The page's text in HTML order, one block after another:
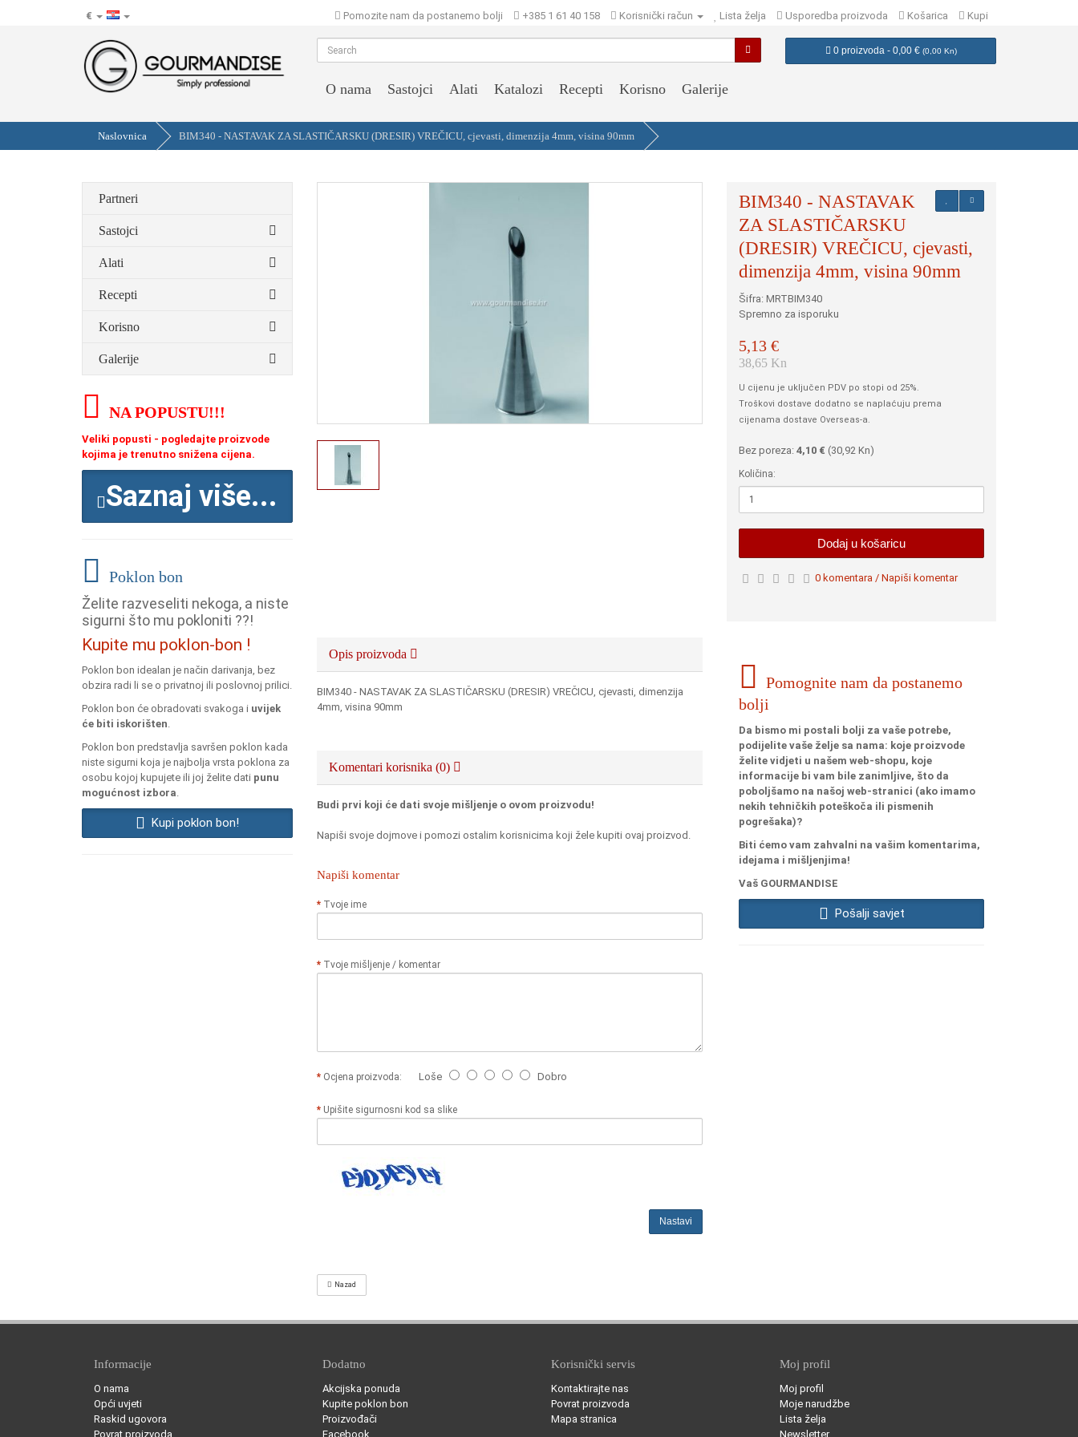
€ hr Pomozite nam da postanemo bolji +385 1 61 40 158 Korisnički račun Lista želja Usporedba proizvoda Košarica Kupi
0 proizvoda - 0,00 € (0,00 Kn)
O nama Sastojci Alati Katalozi Recepti Korisno Galerije
Naslovnica BIM340 - NASTAVAK ZA SLASTIČARSKU (DRESIR) VREČICU, cjevasti, dimenzija 4mm, visina 90mm
Partneri
Sastojci
Alati
Recepti
Korisno
Galerije
NA POPUSTU!!!
Veliki popusti - pogledajte proizvode
kojima je trenutno snižena cijena.
Saznaj više...
Poklon bon
Želite razveseliti nekoga, a niste
sigurni što mu pokloniti ??!
Kupite mu poklon-bon !
Poklon bon idealan je način darivanja, bez
obzira radi li se o privatnoj ili poslovnoj prilici.
Poklon bon će obradovati svakoga i uvijek
će biti iskorišten.
Poklon bon predstavlja savršen poklon kada
niste sigurni koja je najbolja vrsta poklona za
osobu kojoj kupujete ili joj želite dati punu
mogućnost izbora.
Kupi poklon bon!
BIM340 - NASTAVAK
ZA SLASTIČARSKU
(DRESIR) VREČICU, cjevasti,
dimenzija 4mm, visina 90mm
Šifra: MRTBIM340
Spremno za isporuku
5,13 €
38,65 Kn
U cijenu je uključen PDV po stopi od 25%.
Troškovi dostave dodatno se naplaćuju prema
cijenama dostave Overseas-a.
Bez poreza:4,10 € (30,92 Kn)
Količina:
Dodaj u košaricu
0 komentara / Napiši komentar
Opis proizvoda
BIM340 - NASTAVAK ZA SLASTIČARSKU (DRESIR) VREČICU, cjevasti, dimenzija
4mm, visina 90mm
Komentari korisnika (0)
Budi prvi koji će dati svoje mišljenje o ovom proizvodu!
Napiši svoje dojmove i pomozi ostalim korisnicima koji žele kupiti ovaj proizvod.
Napiši komentar
Tvoje ime
Tvoje mišljenje / komentar
Ocjena proizvoda: Loše Dobro
Upišite sigurnosni kod sa slike
Nastavi
Pomognite nam da postanemo
bolji
Da bismo mi postali bolji za vaše potrebe,
podijelite vaše želje sa nama: koje proizvode
želite vidjeti u našem web-shopu, koje
informacije bi vam bile zanimljive, što da
poboljšamo na našoj web-stranici (ako imamo
nekih tehničkih poteškoča ili pismenih
pogrešaka)?
Biti ćemo vam zahvalni na vašim komentarima,
idejama i mišljenjima!
Vaš GOURMANDISE
Pošalji savjet
Nazad
Informacije
O nama
Opći uvjeti
Raskid ugovora
Povrat proizvoda
Dodatno
Akcijska ponuda
Kupite poklon bon
Proizvođači
Facebook
Korisnički servis
Kontaktirajte nas
Povrat proizvoda
Mapa stranica
Moj profil
Moj profil
Moje narudžbe
Lista želja
Newsletter